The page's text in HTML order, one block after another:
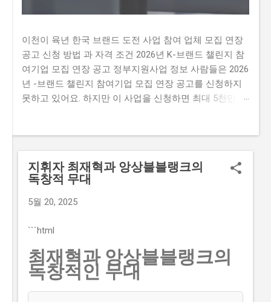
이천이 육년 한국 브랜드 도전 사업 참여 업체 모집 연장
공고 신청 방법 과 자격 조건 2026년 K-브랜드 챌린지 참
여기업 모집 연장 공고 정부지원사업 정보 사람들은 2026
년 -브랜드 챌린지 참여기업 모집 연장 공고를 신청하지
못하고 있어요. 하지만 이 사업을 신청하면 최대 5천만 원
롭다는 생각이 많이 있습니다. 둘째, 지원금액이 많지 않
아 실질적인 도움이 되지 않을 것이라는 생각이 있습니다.
마지막으로,신청 방법이 복잡하여 접수하기 어렵다는 생
에서는 2026년 -브랜드 챌린지 참여기업 모집 연장 공고
겠습니다. 또한, 지원금액과 실제 혜택에 대해서도 자세히
설명하겠습니다. 따라서 이 글을 읽고 2026년 -브랜드 챌
지휘자 최재혁과 앙상블블랭크의
독창적 무대
5월 20, 2025
```html
최재혁과 앙상블블랭크의
독창적인 무대